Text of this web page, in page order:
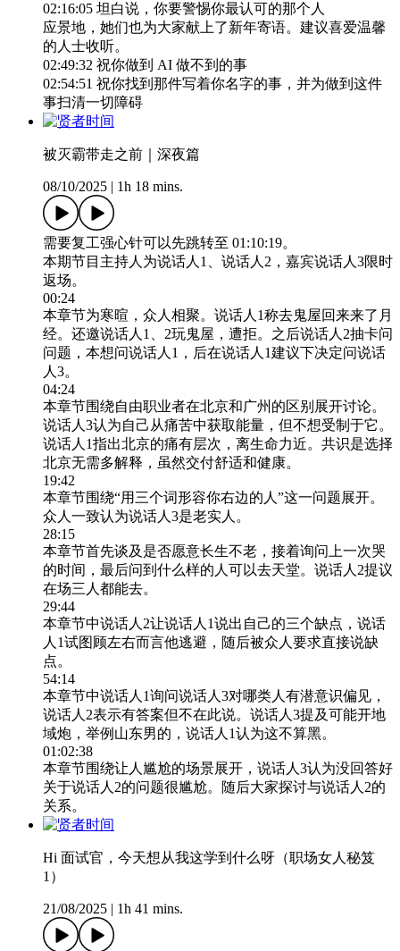
02:16:05 坦白说，你要警惕你最认可的那个人
应景地，她们也为大家献上了新年寄语。建议喜爱温馨
的人士收听。
02:49:32 祝你做到 AI 做不到的事
02:54:51 祝你找到那件写着你名字的事，并为做到这件
事扫清一切障碍
被灭霸带走之前｜深夜篇
08/10/2025 1h 18 mins.
需要复工强心针可以先跳转至 01:10:19。
本期节目主持人为说话人1、说话人2，嘉宾说话人3限时
返场。
00:24
本章节为寒暄，众人相聚。说话人1称去鬼屋回来来了月
经。还邀说话人1、2玩鬼屋，遭拒。之后说话人2抽卡问
问题，本想问说话人1，后在说话人1建议下决定问说话
人3。
04:24
本章节围绕自由职业者在北京和广州的区别展开讨论。
说话人3认为自己从痛苦中获取能量，但不想受制于它。
说话人1指出北京的痛有层次，离生命力近。共识是选择
北京无需多解释，虽然交付舒适和健康。​
19:42
本章节围绕“用三个词形容你右边的人”这一问题展开。
众人一致认为说话人3是老实人。
28:15
本章节首先谈及是否愿意长生不老，接着询问上一次哭
的时间，最后问到什么样的人可以去天堂。说话人2提议
在场三人都能去。
29:44
本章节中说话人2让说话人1说出自己的三个缺点，说话
人1试图顾左右而言他逃避，随后被众人要求直接说缺
点。
54:14
本章节中说话人1询问说话人3对哪类人有潜意识偏见，
说话人2表示有答案但不在此说。说话人3提及可能开地
域炮，举例山东男的，说话人1认为这不算黑。
01:02:38
本章节围绕让人尴尬的场景展开，说话人3认为没回答好
关于说话人2的问题很尴尬。随后大家探讨与说话人2的
关系。​
Hi 面试官，今天想从我这学到什么呀（职场女人秘笈
1）
21/08/2025 1h 41 mins.